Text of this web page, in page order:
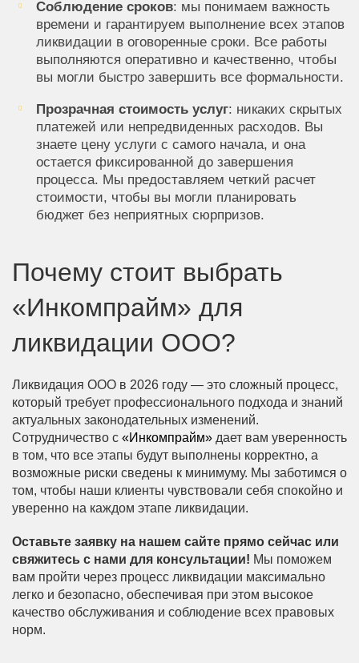
Соблюдение сроков: мы понимаем важность
времени и гарантируем выполнение всех этапов
ликвидации в оговоренные сроки. Все работы
выполняются оперативно и качественно, чтобы
вы могли быстро завершить все формальности.
Прозрачная стоимость услуг: никаких скрытых
платежей или непредвиденных расходов. Вы
знаете цену услуги с самого начала, и она
остается фиксированной до завершения
процесса. Мы предоставляем четкий расчет
стоимости, чтобы вы могли планировать
бюджет без неприятных сюрпризов.
Почему стоит выбрать
«Инкомпрайм» для
ликвидации ООО?
Ликвидация ООО в 2026 году — это сложный процесс,
который требует профессионального подхода и знаний
актуальных законодательных изменений.
Сотрудничество с «Инкомпрайм» дает вам уверенность
в том, что все этапы будут выполнены корректно, а
возможные риски сведены к минимуму. Мы заботимся о
том, чтобы наши клиенты чувствовали себя спокойно и
уверенно на каждом этапе ликвидации.
Оставьте заявку на нашем сайте прямо сейчас или
свяжитесь с нами для консультации! Мы поможем
вам пройти через процесс ликвидации максимально
легко и безопасно, обеспечивая при этом высокое
качество обслуживания и соблюдение всех правовых
норм.